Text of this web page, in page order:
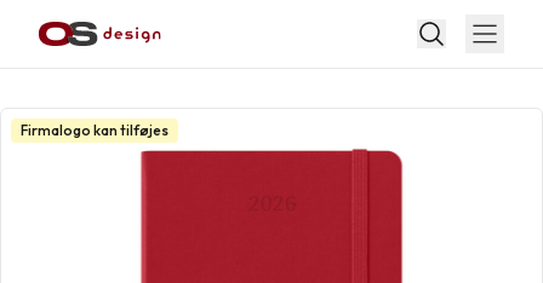
Firmalogo kan tilføjes